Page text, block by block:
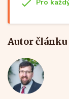
Pro
Autor článku